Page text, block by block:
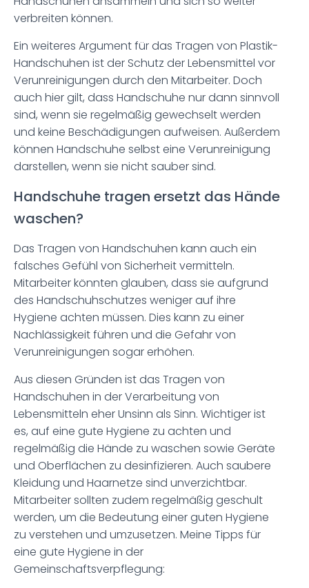
verbreiten können.
Ein weiteres Argument für das Tragen von Plastik-
Handschuhen ist der Schutz der Lebensmittel vor
Verunreinigungen durch den Mitarbeiter. Doch
auch hier gilt, dass Handschuhe nur dann sinnvoll
sind, wenn sie regelmäßig gewechselt werden
und keine Beschädigungen aufweisen. Außerdem
können Handschuhe selbst eine Verunreinigung
darstellen, wenn sie nicht sauber sind.
Handschuhe tragen ersetzt das Hände
waschen?
Das Tragen von Handschuhen kann auch ein
falsches Gefühl von Sicherheit vermitteln.
Mitarbeiter könnten glauben, dass sie aufgrund
des Handschuhschutzes weniger auf ihre
Hygiene achten müssen. Dies kann zu einer
Nachlässigkeit führen und die Gefahr von
Verunreinigungen sogar erhöhen.
Aus diesen Gründen ist das Tragen von
Handschuhen in der Verarbeitung von
Lebensmitteln eher Unsinn als Sinn. Wichtiger ist
es, auf eine gute Hygiene zu achten und
regelmäßig die Hände zu waschen sowie Geräte
und Oberflächen zu desinfizieren. Auch saubere
Kleidung und Haarnetze sind unverzichtbar.
Mitarbeiter sollten zudem regelmäßig geschult
werden, um die Bedeutung einer guten Hygiene
zu verstehen und umzusetzen. Meine Tipps für
eine gute Hygiene in der
Gemeinschaftsverpflegung: